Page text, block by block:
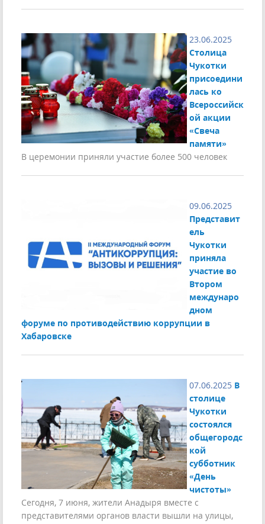
23.06.2025
Столица
Чукотки
присоедини
лась ко
Всероссийск
ой акции
«Свеча
памяти»
В церемонии приняли участие более 500 человек
09.06.2025
Представит
ель
Чукотки
приняла
участие во
Втором
междунаро
дном
форуме по противодействию коррупции в
Хабаровске
07.06.2025 В
столице
Чукотки
состоялся
общегородс
кой
субботник
«День
чистоты»
Сегодня, 7 июня, жители Анадыря вместе с
представителями органов власти вышли на улицы,